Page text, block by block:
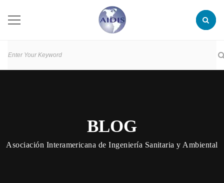
BLOG
Asociación Interamericana de Ingeniería Sanitaria y Ambiental